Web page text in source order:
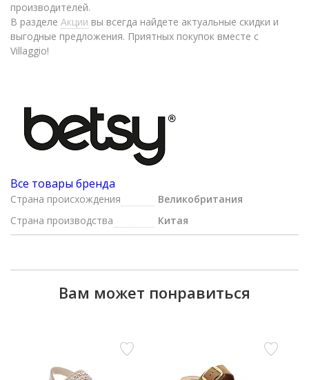
производителей.
В разделе Акции вы всегда найдете актуальные скидки и
выгодные предложения. Приятных покупок вместе с
Villaggio!
Все товары бренда
Страна происхождения
Великобритания
Страна производства
Китая
Вам может понравиться